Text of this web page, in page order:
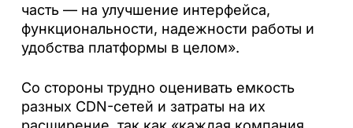
часть — на улучшение интерфейса,
функциональности, надежности работы и
удобства платформы в целом».
Со стороны трудно оценивать емкость
разных CDN-сетей и затраты на их